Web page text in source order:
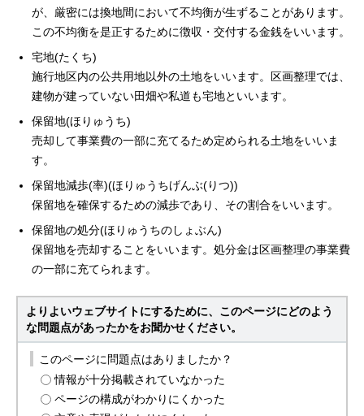
が、厳密には換地間において不均衡が生ずることがあります。
この不均衡を是正するために徴収・交付する金銭をいいます。
宅地(たくち)
施行地区内の公共用地以外の土地をいいます。区画整理では、
建物が建っていない田畑や私道も宅地といいます。
保留地(ほりゅうち)
売却して事業費の一部に充てるため定められる土地をいいま
す。
保留地減歩(率)(ほりゅうちげんぶ(りつ))
保留地を確保するための減歩であり、その割合をいいます。
保留地の処分(ほりゅうちのしょぶん)
保留地を売却することをいいます。処分金は区画整理の事業費
の一部に充てられます。
よりよいウェブサイトにするために、このページにどのよう
な問題点があったかをお聞かせください。
このページに問題点はありましたか？
情報が十分掲載されていなかった
ページの構成がわかりにくかった